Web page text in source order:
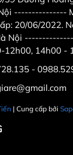
. Địa chỉ
279/
có
map "
---------------
20/06/2022.
Nội
12h00, 14h00 -
-
| Cung cấp bởi